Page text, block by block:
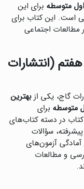
متوسطه برای این
است. این کتاب برای
مطالعات اجتماعی
(انتشارات
گاج، یکی از بهترین
متوسطه برای
در دسته کتاب‌های
سؤالات
آزمون‌های
و مطالعات